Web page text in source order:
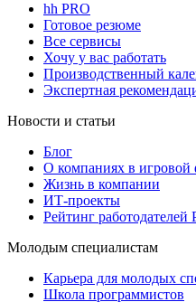
hh PRO
Готовое резюме
Все сервисы
Хочу у вас работать
Производственный
Экспертная
Новости и статьи
Блог
О компаниях в игровой
Жизнь в компании
ИТ-проекты
Рейтинг работодателей
Молодым специалистам
Карьера для молодых
Школа программистов